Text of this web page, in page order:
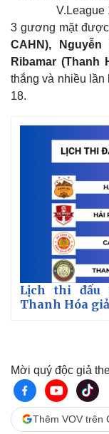
Tư vấn luật
d
3
.
3
6
V.League
3 gương mặt
CAHN),
Ribamar (Thanh
thắng và nhiều
18.
Lịch thi đấu
Thanh Hóa
Mời quý độc giả
Thêm VOV trên